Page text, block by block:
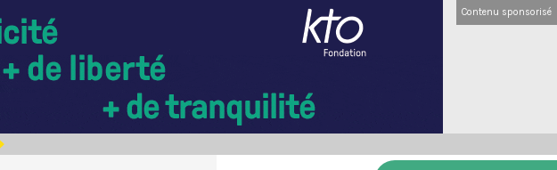
Contenu sponsorisé